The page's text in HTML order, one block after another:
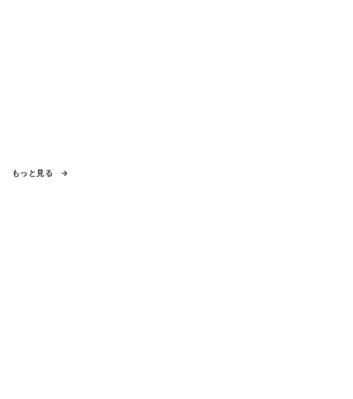
もっと見る